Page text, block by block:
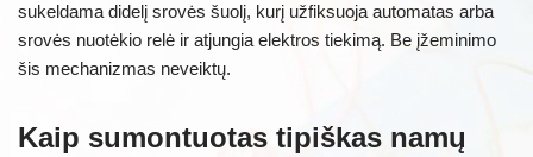
sukeldama didelį srovės šuolį, kurį užfiksuoja automatas arba
srovės nuotėkio relė ir atjungia elektros tiekimą. Be įžeminimo
šis mechanizmas neveiktų.
Kaip sumontuotas tipiškas namų